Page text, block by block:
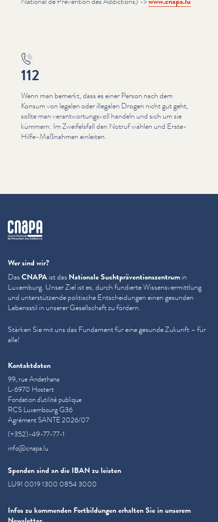
112
Wenn man bemerkt, dass es einer Person nach dem
Konsum von legalen oder illegalen Drogen nicht gut geht,
sollte man ver­ant­wor­tungsvoll handeln und sich um sie
kümmern. Im Zweifels­fall den Notruf wählen und Erste-
Hilfe-Maßnahmen einleiten.
cnapa
Wer sind wir?
DasCNAPAist dasNationale Sucht­präven­tion­szen­trumin
Luxemburg. Unser Ziel ist es, durch fundierte Wis­sensver­mit­tlung
und unter­stützende politische Entschei­dun­gen einen gesunden
Lebensstil in unserer Gesellschaft zu fördern.
Stärken Sie mit uns das Fundament für eine gesunde Zukunft – für
alle!
Kontaktdaten
99, rue Andethana
L-6970 Hostert
Fondation d'utilité publique
RCS Luxembourg G36
Agrément SANTE 2026/07
(+352)-49-77-77-1
info@cnapa.lu
Spenden sind an die IBAN zu leisten
LU91 0019 1300 0854 3000
Infos zu kommenden Fortbildungen erhalten Sie in unserem